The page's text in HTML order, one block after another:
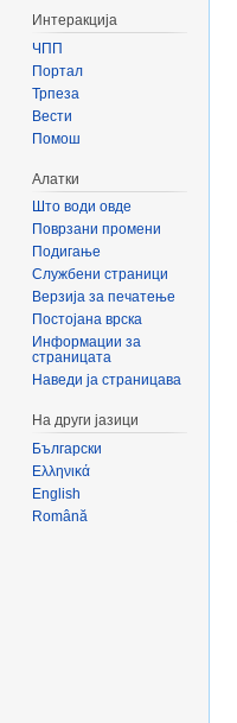
Интеракција
ЧПП
Портал
Трпеза
Вести
Помош
Алатки
Што води овде
Поврзани промени
Подигање
Службени страници
Верзија за печатење
Постојана врска
Информации за
страницата
Наведи ја страницава
На други јазици
Български
Ελληνικά
English
Română